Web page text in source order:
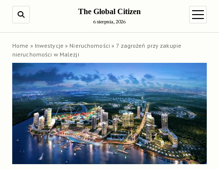
The Global Citizen
6 sierpnia, 2026
open
Home » Inwestycje » Nieruchomości » 7 zagrożeń przy zakupie
nieruchomości w Malezji